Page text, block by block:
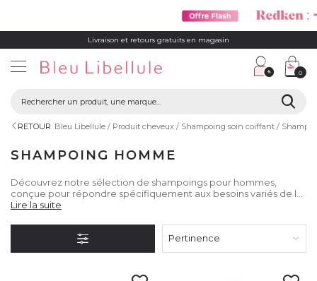
Livraison et retours gratuits en magasin
0
RETOUR Bleu Libellule Produit cheveux Shampoing soin coiffant
SHAMPOING HOMME
Découvrez notre sélection de shampoings pour hommes,
conçue pour répondre spécifiquement aux besoins variés de la
chevelure et de la barbe masculine.
Lire la suite
Pertinence